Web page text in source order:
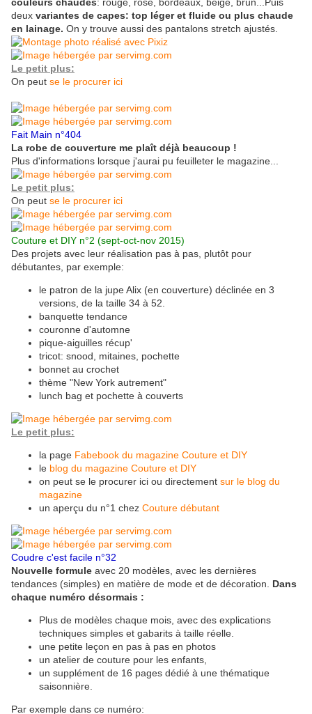
deux variantes de capes: top léger et fluide ou plus chaude
en lainage. On y trouve aussi des pantalons stretch ajustés.
Le petit plus:
On peut se le procurer ici
Fait Main n°404
La robe de couverture me plaît déjà beaucoup !
Plus d'informations lorsque j'aurai pu feuilleter le magazine...
Le petit plus:
On peut se le procurer ici
Couture et DIY n°2 (sept-oct-nov 2015)
Des projets avec leur réalisation pas à pas, plutôt pour
débutantes, par exemple:
le patron de la jupe Alix (en couverture) déclinée en 3
versions, de la taille 34 à 52.
banquette tendance
couronne d'automne
pique-aiguilles récup'
tricot: snood, mitaines, pochette
bonnet au crochet
thème "New York autrement"
lunch bag et pochette à couverts
Le petit plus:
la page Fabebook du magazine Couture et DIY
le blog du magazine Couture et DIY
on peut se le procurer ici ou directement sur le blog du
magazine
un aperçu du n°1 chez Couture débutant
Coudre c'est facile n°32
Nouvelle formule avec 20 modèles, avec les dernières
tendances (simples) en matière de mode et de décoration
Dans
chaque numéro désormais :
Plus de modèles chaque mois, avec des explications
techniques simples et gabarits à taille réelle.
une petite leçon en pas à pas en photos
un atelier de couture pour les enfants,
un supplément de 16 pages dédié à une thématique
saisonnière.
Par exemple dans ce numéro: